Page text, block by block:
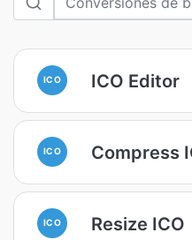
ICO ICO Editor
ICO Compress
ICO Resize ICO